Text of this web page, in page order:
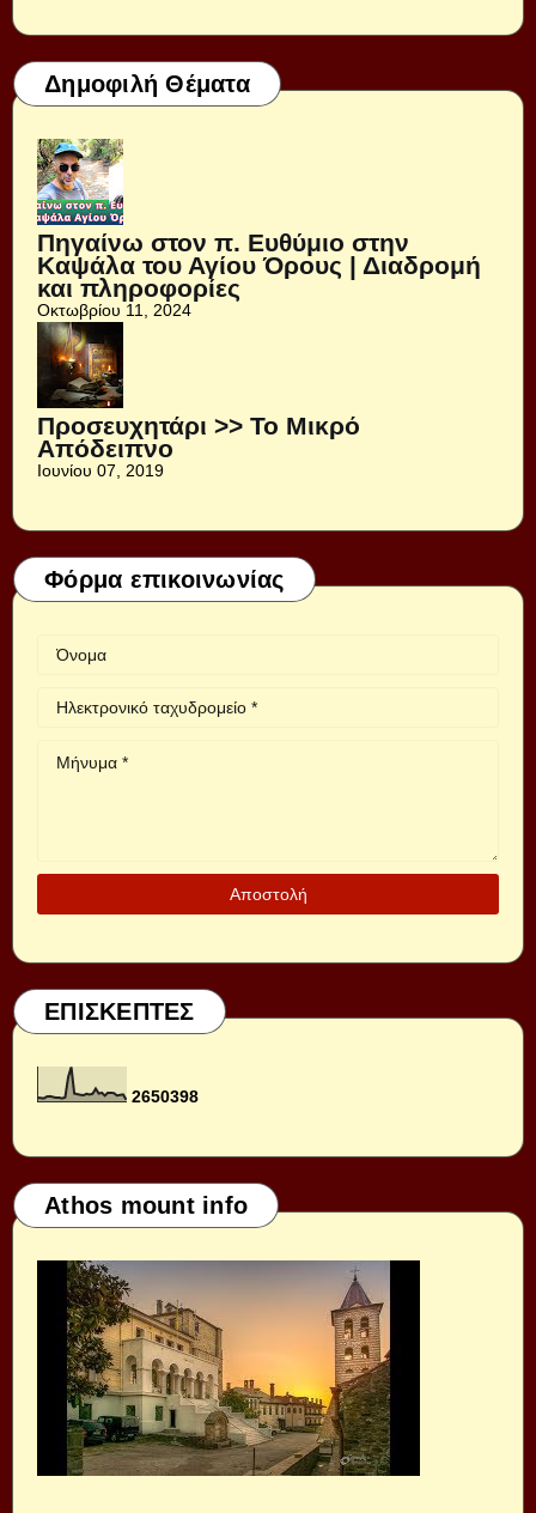
Δημοφιλή Θέματα
Πηγαίνω στον π. Ευθύμιο στην
Καψάλα του Αγίου Όρους | Διαδρομή
και πληροφορίες
Οκτωβρίου 11, 2024
Προσευχητάρι >> Το Μικρό
Απόδειπνο
Ιουνίου 07, 2019
Φόρμα επικοινωνίας
ΕΠΙΣΚΕΠΤΕΣ
2650398
Athos mount info